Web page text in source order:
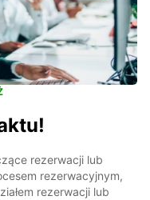
rezerwacji lub
rezerwacyjnym,
rezerwacji lub